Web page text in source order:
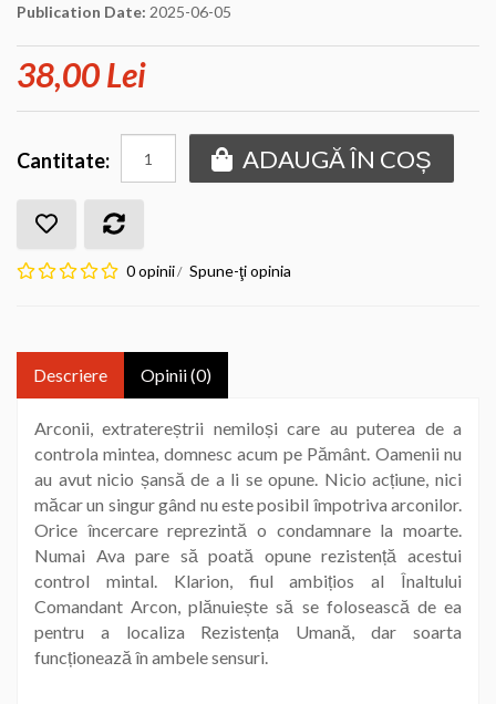
Publication Date: 2025-06-05
38,00 Lei
Cantitate: ADAUGĂ ÎN COȘ
0 opinii/ Spune-ţi opinia
Descriere Opinii (0)
Arconii, extratereștrii nemiloși care au puterea de a
controla mintea, domnesc acum pe Pământ. Oamenii nu
au avut nicio șansă de a li se opune. Nicio acțiune, nici
măcar un singur gând nu este posibil împotriva arconilor.
Orice încercare reprezintă o condamnare la moarte.
Numai Ava pare să poată opune rezistență acestui
control mintal. Klarion, fiul ambițios al Înaltului
Comandant Arcon, plănuiește să se folosească de ea
pentru a localiza Rezistența Umană, dar soarta
funcționează în ambele sensuri.